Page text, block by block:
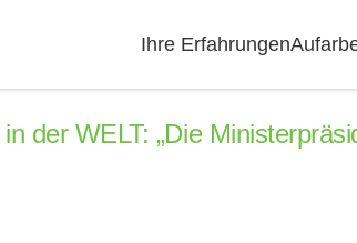
Ihre Erfahrungen
der WELT: „Die